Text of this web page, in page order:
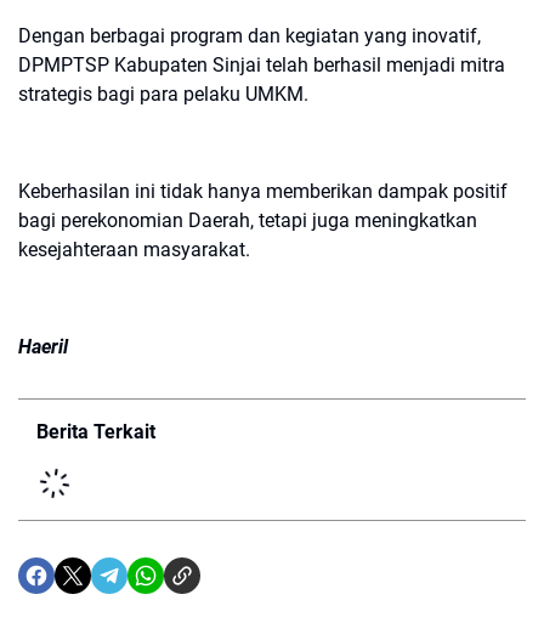
Dengan berbagai program dan kegiatan yang inovatif,
DPMPTSP Kabupaten Sinjai telah berhasil menjadi mitra
strategis bagi para pelaku UMKM.
Keberhasilan ini tidak hanya memberikan dampak positif
bagi perekonomian Daerah, tetapi juga meningkatkan
kesejahteraan masyarakat.
Haeril
Berita Terkait